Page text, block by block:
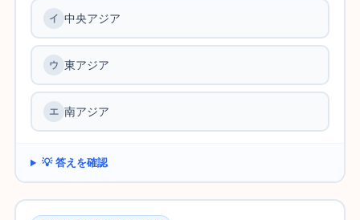
中央アジア
東アジア
南アジア
💡 答えを確認